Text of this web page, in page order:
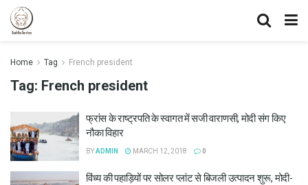
Home Tag French president
Tag: French president
फ्रांस के राष्ट्रपति के स्वागत में सजी वाराणसी, मोदी संग किए
नौका विहार
BYADMIN MARCH 12, 2018 0
विंध्य की पहाड़ियों पर सोलर प्लांट से बिजली उत्पादन शुरू, मोदी-